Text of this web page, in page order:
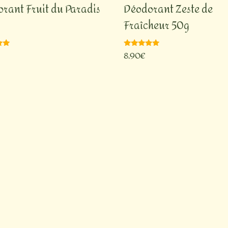
Fruit du Paradis
Déodorant Zeste de
Fraîcheur 50g
Note
5.00
8,90€